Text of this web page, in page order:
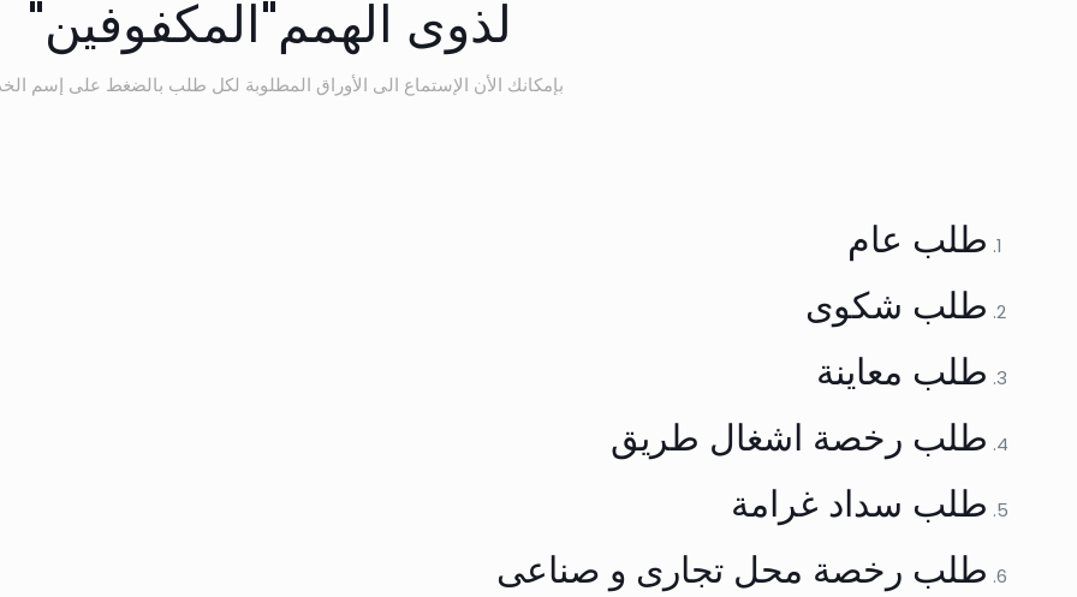
لذوى الهمم"المكفوفين"
بإمكانك الأن الإستماع الى الأوراق المطلوبة لكل طلب بالضغط على إسم
طلب عام
طلب شكوى
طلب معاينة
طلب رخصة اشغال طريق
طلب سداد غرامة
طلب رخصة محل تجارى و صناعى